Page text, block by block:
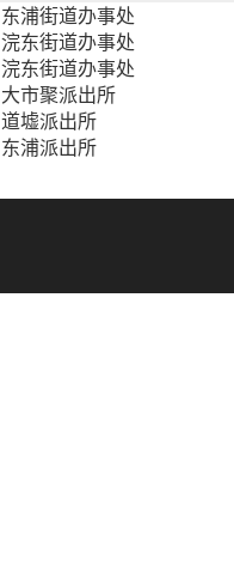
东浦街道办事处
浣东街道办事处
浣东街道办事处
大市聚派出所
道墟派出所
东浦派出所